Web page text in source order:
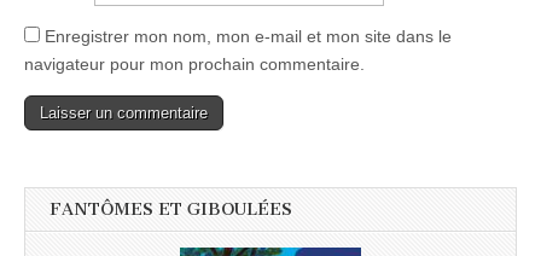
Enregistrer mon nom, mon e-mail et mon site dans le
navigateur pour mon prochain commentaire.
FANTÔMES ET GIBOULÉES